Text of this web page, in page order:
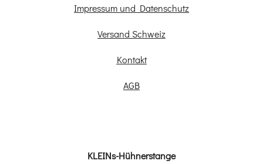
Impressum und Datenschutz
Versand Schweiz
Kontakt
AGB
KLEINs-Hühnerstange